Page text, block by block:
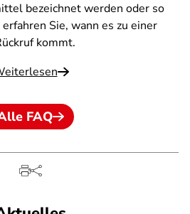
bezeichnet werden oder so
Sie, wann es zu einer
kommt.
FAQ